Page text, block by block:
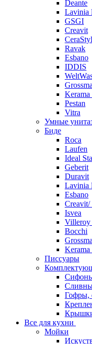
Deante
Lavinia
GSGI
Creavit
Ravak
Esbano
IDDIS
Kerama
Pestan
Vitra
Умные
Биде
Roca
Laufen
Ideal
Geberit
Duravit
Lavinia
Esbano
Creavit/
Isvea
Villeroy
Bocchi
Kerama
Писсуары
Гофры,
Все для кухни
Мойки